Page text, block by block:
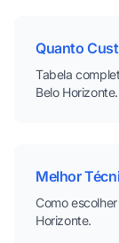
Quanto
Tabela
Belo Horizonte.
Melhor
Como
Horizonte.